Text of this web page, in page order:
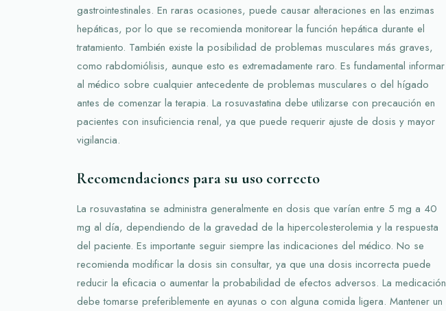
gastrointestinales. En raras ocasiones, puede causar alteraciones en las enzimas
hepáticas, por lo que se recomienda monitorear la función hepática durante el
tratamiento. También existe la posibilidad de problemas musculares más graves,
como rabdomiólisis, aunque esto es extremadamente raro. Es fundamental informar
al médico sobre cualquier antecedente de problemas musculares o del hígado
antes de comenzar la terapia. La rosuvastatina debe utilizarse con precaución en
pacientes con insuficiencia renal, ya que puede requerir ajuste de dosis y mayor
vigilancia.
Recomendaciones para su uso correcto
La rosuvastatina se administra generalmente en dosis que varían entre 5 mg a 40
mg al día, dependiendo de la gravedad de la hipercolesterolemia y la respuesta
del paciente. Es importante seguir siempre las indicaciones del médico. No se
recomienda modificar la dosis sin consultar, ya que una dosis incorrecta puede
reducir la eficacia o aumentar la probabilidad de efectos adversos. La medicación
debe tomarse preferiblemente en ayunas o con alguna comida ligera. Mantener un